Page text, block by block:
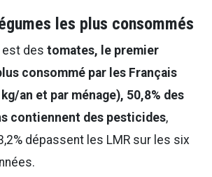
les plus consommés
est des tomates, le premier
consommé par les Français
an et par ménage), 50,8% des
contiennent des pesticides,
dépassent les LMR sur les six